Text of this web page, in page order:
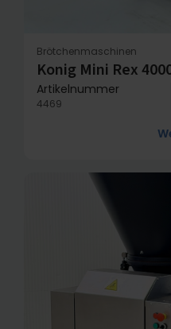
Brötchenmaschinen
Konig Mini Rex
Artikelnummer
4469